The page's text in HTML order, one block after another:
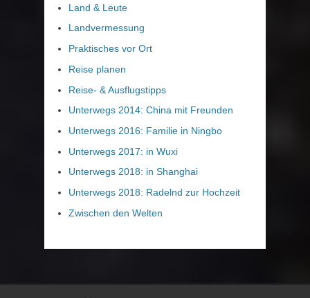
Land & Leute
Landvermessung
Praktisches vor Ort
Reise planen
Reise- & Ausflugstipps
Unterwegs 2014: China mit Freunden
Unterwegs 2016: Familie in Ningbo
Unterwegs 2017: in Wuxi
Unterwegs 2018: in Shanghai
Unterwegs 2018: Radelnd zur Hochzeit
Zwischen den Welten